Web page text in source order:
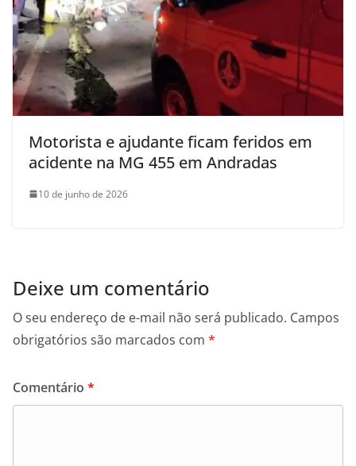
Motorista e ajudante ficam feridos em
acidente na MG 455 em Andradas
10 de junho de 2026
Deixe um comentário
O seu endereço de e-mail não será publicado. Campos
obrigatórios são marcados com *
Comentário *